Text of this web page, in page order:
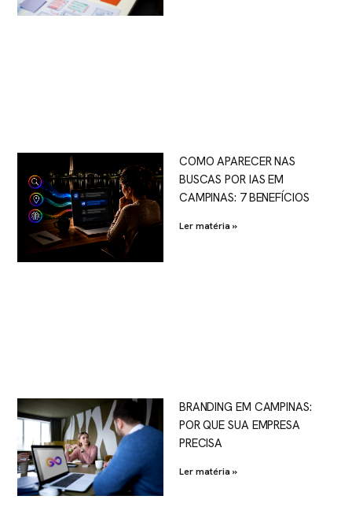
COMO APARECER NAS
BUSCAS POR IAS EM
CAMPINAS: 7 BENEFÍCIOS
Ler matéria »
BRANDING EM CAMPINAS:
POR QUE SUA EMPRESA
PRECISA
Ler matéria »